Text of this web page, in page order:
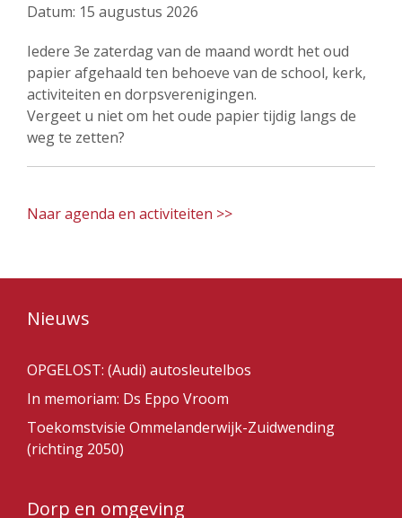
Datum: 15 augustus 2026
Iedere 3e zaterdag van de maand wordt het oud
papier afgehaald ten behoeve van de school, kerk,
activiteiten en dorpsverenigingen.
Vergeet u niet om het oude papier tijdig langs de
weg te zetten?
Naar agenda en activiteiten >>
Nieuws
OPGELOST: (Audi) autosleutelbos
In memoriam: Ds Eppo Vroom
Toekomstvisie Ommelanderwijk-Zuidwending
(richting 2050)
Dorp en omgeving